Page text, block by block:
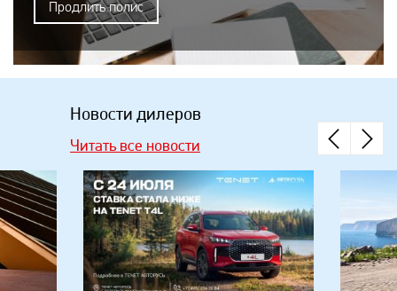
Продлить полис
Новости дилеров
Читать все новости